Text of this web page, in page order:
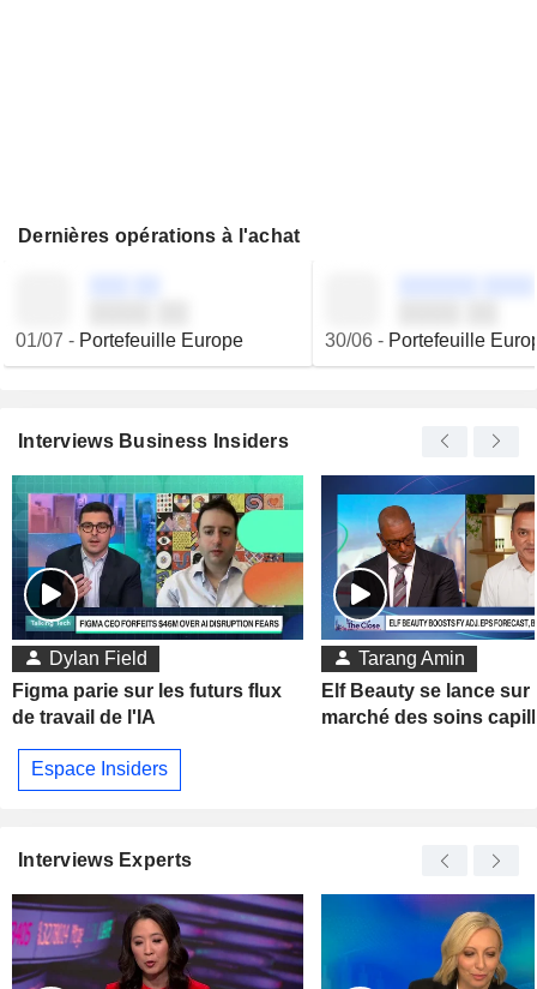
Dernières opérations à l'achat
01/07 - Portefeuille Europe 30/06- Portefeuille
Interviews Business Insiders
Dylan Field
Figma parie sur les futurs flux
de travail de l'IA
Tarang Amin
Elf Beauty se lance sur
marché des soins
Espace Insiders
Interviews Experts